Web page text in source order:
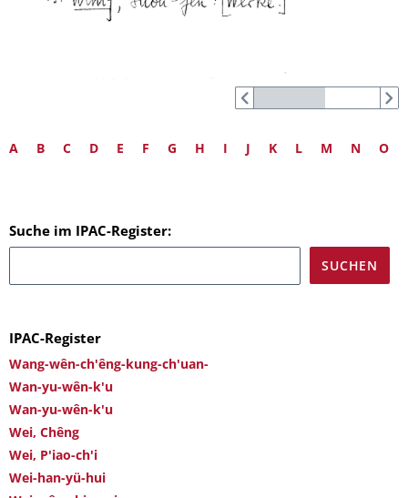
A B C D E F G H I J K L M N O
Suche im IPAC-Register:
IPAC-Register
Wang-wên-ch'êng-kung-ch'uan-
Wan-yu-wên-k'u
Wan-yu-wên-k'u
Wei, Chêng
Wei, P'iao-ch'i
Wei-han-yü-hui